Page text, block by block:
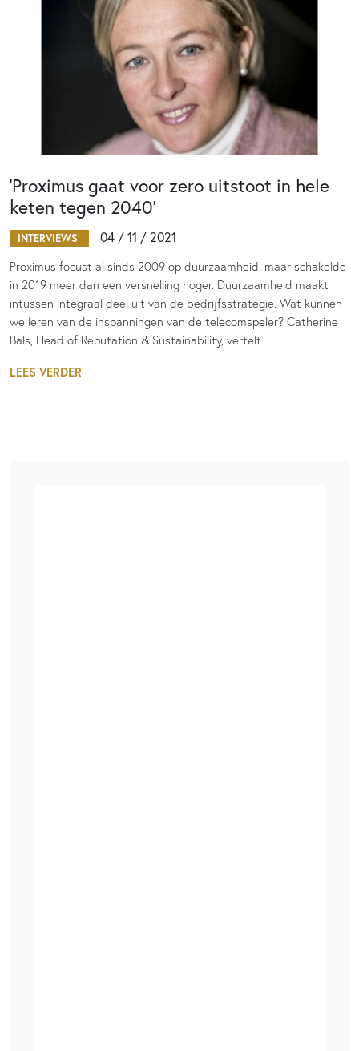
‘Proximus gaat voor zero uitstoot in hele
keten tegen 2040’
INTERVIEWS 04 / 11 / 2021
Proximus focust al sinds 2009 op duurzaamheid, maar schakelde
in 2019 meer dan een versnelling hoger. Duurzaamheid maakt
intussen integraal deel uit van de bedrijfsstrategie. Wat kunnen
we leren van de inspanningen van de telecomspeler? Catherine
Bals, Head of Reputation & Sustainability, vertelt.
LEES VERDER